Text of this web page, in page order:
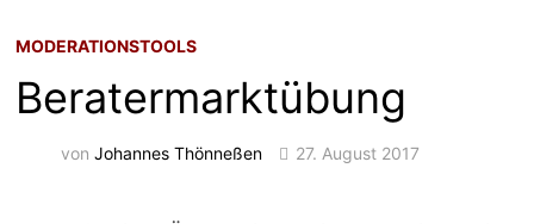
MODERATIONSTOOLS
Beratermarktübung
vonJohannes Thönneßen 27. August 2017